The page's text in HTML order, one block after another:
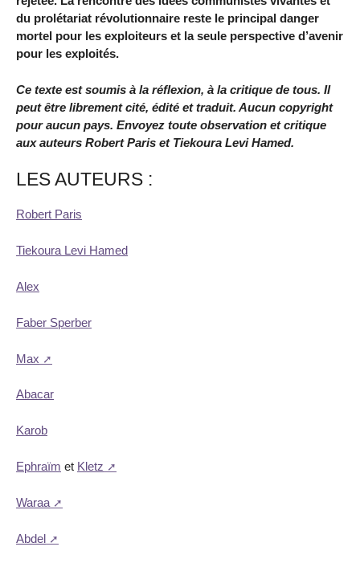
du prolétariat révolutionnaire reste le principal danger
mortel pour les exploiteurs et la seule perspective d’avenir
pour les exploités.
Ce texte est soumis à la réflexion, à la critique de tous. Il
peut être librement cité, édité et traduit. Aucun copyright
pour aucun pays. Envoyez toute observation et critique
aux auteurs Robert Paris et Tiekoura Levi Hamed.
LES AUTEURS :
Robert Paris
Tiekoura Levi Hamed
Alex
Faber Sperber
Max
Abacar
Karob
Ephraïm et Kletz
Waraa
Abdel